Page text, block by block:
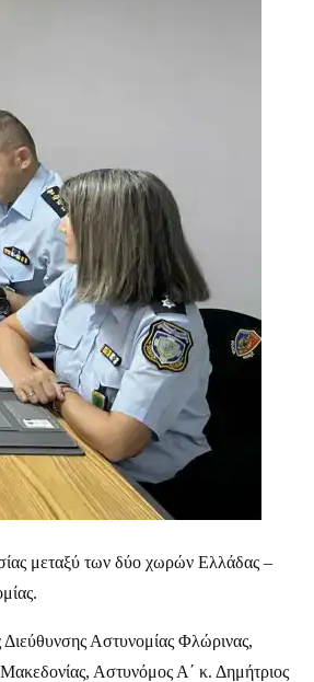
μεταξύ των δύο χωρών Ελλάδας –
Αστυνομίας Φλώρινας,
Αστυνόμος Α΄ κ. Δημήτριος